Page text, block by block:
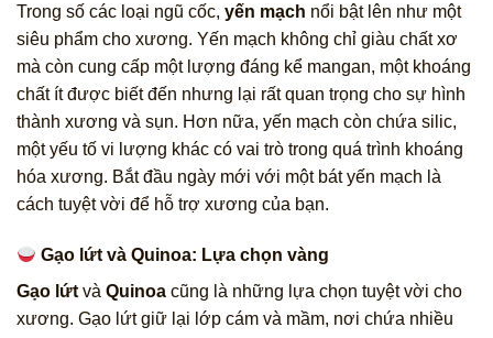
Trong số các loại ngũ cốc, yến mạch nổi bật lên như một
siêu phẩm cho xương. Yến mạch không chỉ giàu chất xơ
mà còn cung cấp một lượng đáng kể mangan, một khoáng
chất ít được biết đến nhưng lại rất quan trọng cho sự hình
thành xương và sụn. Hơn nữa, yến mạch còn chứa silic,
một yếu tố vi lượng khác có vai trò trong quá trình khoáng
hóa xương. Bắt đầu ngày mới với một bát yến mạch là
cách tuyệt vời để hỗ trợ xương của bạn.
Gạo lứt và Quinoa: Lựa chọn vàng
Gạo lứt và Quinoa cũng là những lựa chọn tuyệt vời cho
xương. Gạo lứt giữ lại lớp cám và mầm, nơi chứa nhiều